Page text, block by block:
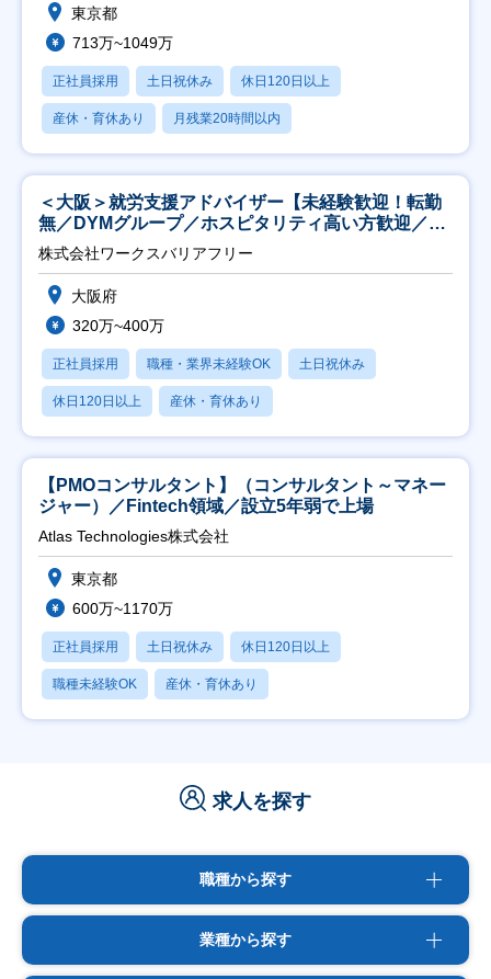
東京都
713万~1049万
正社員採用 土日祝休み 休日120日以上
産休・育休あり 月残業20時間以内
＜大阪＞就労支援アドバイザー【未経験歓迎！転勤
無／DYMグループ／ホスピタリティ高い方歓迎／土
日祝】
株式会社ワークスバリアフリー
大阪府
320万~400万
正社員採用 職種・業界未経験OK 土日祝休み
休日120日以上 産休・育休あり
【PMOコンサルタント】（コンサルタント～マネー
ジャー）／Fintech領域／設立5年弱で上場
Atlas Technologies株式会社
東京都
600万~1170万
正社員採用 土日祝休み 休日120日以上
職種未経験OK 産休・育休あり
求人を探す
職種から探す
業種から探す